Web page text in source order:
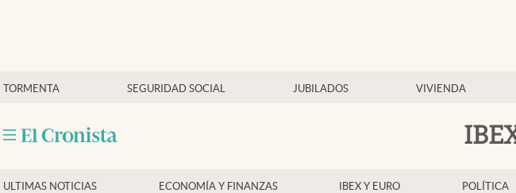
TORMENTA SEGURIDAD SOCIAL JUBILADOS VIVIENDA
Economía y finanzas
Criptomonedas
ULTIMAS NOTICIAS ECONOMÍA Y FINANZAS IBEX Y EURO POLÍTICA